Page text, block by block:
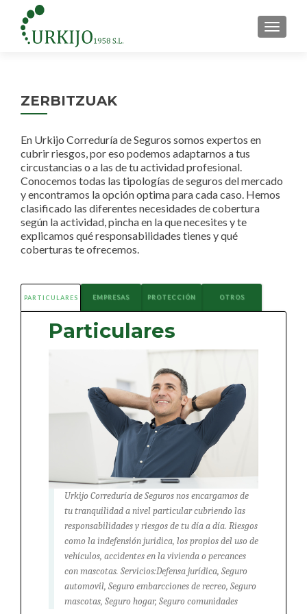
ZERBITZUAK
En Urkijo Correduría de Seguros somos expertos en
cubrir riesgos, por eso podemos adaptarnos a tus
circustancias o a las de tu actividad profesional.
Conocemos todas las tipologías de seguros del mercado
y encontramos la opción optima para cada caso. Hemos
clasificado las diferentes necesidades de cobertura
según la actividad, pincha en la que necesites y te
explicamos qué responsabilidades tienes y qué
coberturas te ofrecemos.
PARTICULARES EMPRESAS PROTECCIÓN OTROS
Particulares
Urkijo Correduría de Seguros nos encargamos de
tu tranquilidad a nivel particular cubriendo las
responsabilidades y riesgos de tu día a día. Riesgos
como la indefensión juridica, los propios del uso de
vehículos, accidentes en la vivienda o percances
con mascotas. Servicios:Defensa jurídica, Seguro
automovil, Seguro embarcciones de recreo, Seguro
mascotas, Seguro hogar, Seguro comunidades